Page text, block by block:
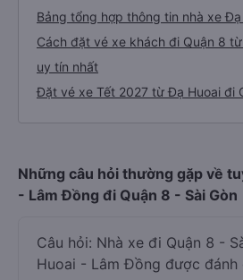
Bảng tổng hợp thông tin nhà xe
Cách đặt vé xe khách đi Quận 8
uy tín nhất
Đặt vé xe Tết 2027 từ Đạ Huoai đi
Những câu hỏi thường gặp về
- Lâm Đồng đi Quận 8 - Sài Gòn
Câu hỏi: Nhà xe đi Quận 8 -
Huoai - Lâm Đồng được đánh